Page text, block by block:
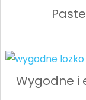
Wygodne i